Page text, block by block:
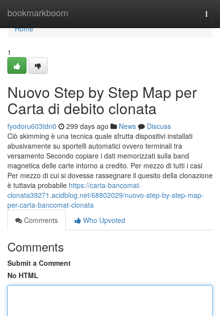
bookmarkboom
Home
Home
1
Nuovo Step by Step Map per
Carta di debito clonata
fyodoru603tdn0 299 days ago News
Discuss
Ciò skimming è una tecnica quale sfrutta dispositivi installati
abusivamente su sportelli automatici ovvero terminali tra
versamento Secondo copiare i dati memorizzati sulla band
magnetica delle carte intorno a credito. Per mezzo di tutti i casi
Per mezzo di cui si dovesse rassegnare il quesito della clonazione
è tuttavia probabile https://carta-bancomat-
clonata39271.acidblog.net/68802029/nuovo-step-by-step-map-
per-carta-bancomat-clonata
Comments
Who Upvoted
Comments
Submit a Comment
No HTML